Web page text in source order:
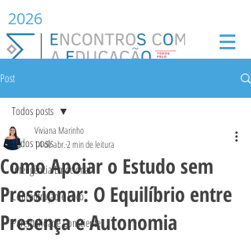
2026
Post
Todos posts
Inteligência Emocional
Concentração e Foco
Parentalidade Consciente
Todos posts
Como Apoiar o Estudo sem
Pressionar: O Equilíbrio entre
Presença e Autonomia
Viviana Marinho
14 de abr.2 min de leitura